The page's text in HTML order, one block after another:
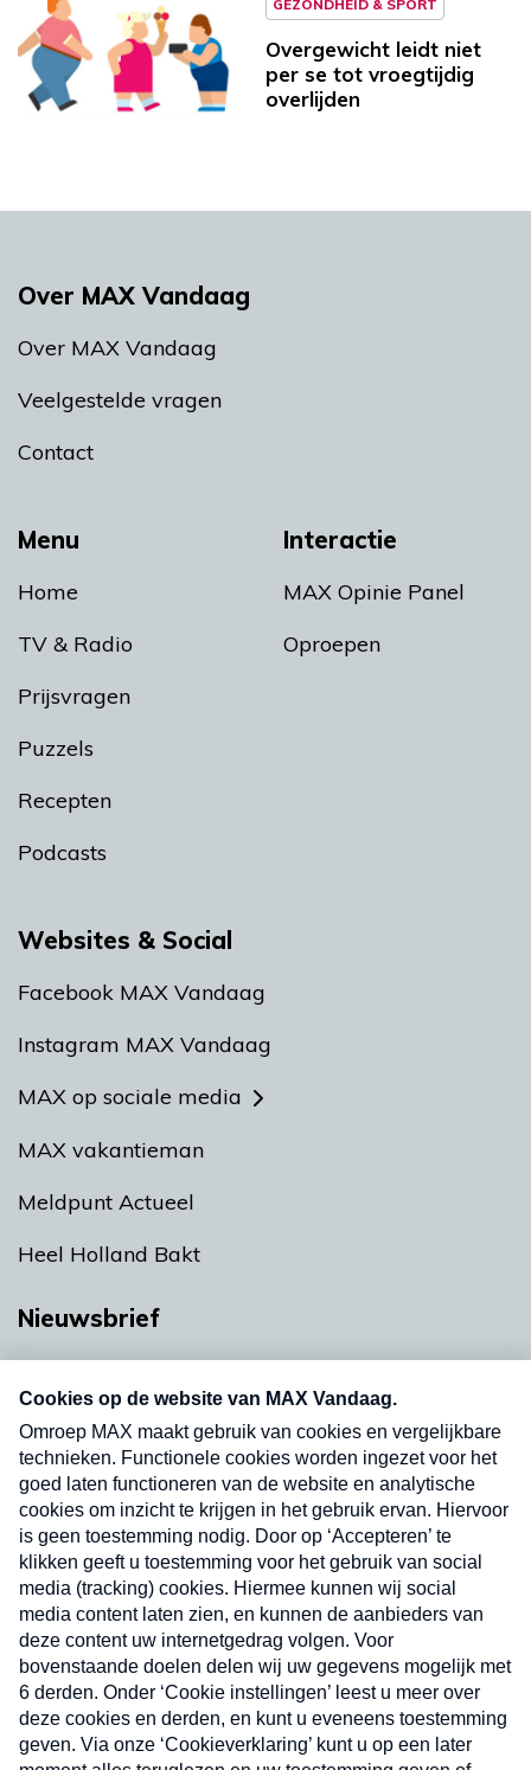
GEZONDHEID & SPORT
Overgewicht leidt niet
per se tot vroegtijdig
overlijden
Menu
Home
TV & Radio
Prijsvragen
Puzzels
Recepten
Podcasts
Interactie
MAX Opinie Panel
Oproepen
Over MAX Vandaag
Over MAX Vandaag
Veelgestelde vragen
Contact
Websites & Social
Facebook MAX Vandaag
Instagram MAX Vandaag
MAX op sociale media
MAX vakantieman
Meldpunt Actueel
Heel Holland Bakt
Nieuwsbrief
nieuwsbrief. Elke vrijdag- en dinsdagochtend in
uw mailbox.
Verzend
Nieuwsbrief
Neem hier een gratis abonnement op onze